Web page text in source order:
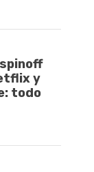
y
todo